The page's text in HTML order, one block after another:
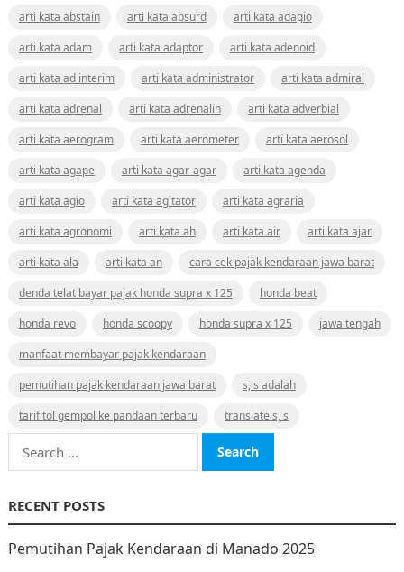
arti kata abstain
arti kata absurd
arti kata adagio
arti kata adam
arti kata adaptor
arti kata adenoid
arti kata ad interim
arti kata administrator
arti kata admiral
arti kata adrenal
arti kata adrenalin
arti kata adverbial
arti kata aerogram
arti kata aerometer
arti kata aerosol
arti kata agape
arti kata agar-agar
arti kata agenda
arti kata agio
arti kata agitator
arti kata agraria
arti kata agronomi
arti kata ah arti kata air
arti kata ajar
arti kata ala
arti kata an
cara cek pajak kendaraan jawa barat
denda telat bayar pajak honda supra x 125
honda beat
honda revo
honda scoopy honda supra x 125
jawa tengah
manfaat membayar pajak kendaraan
pemutihan pajak kendaraan jawa barat
s, s adalah
tarif tol gempol ke pandaan terbaru
translate s, s
Search
for:
RECENT POSTS
Pemutihan Pajak Kendaraan di Manado 2025